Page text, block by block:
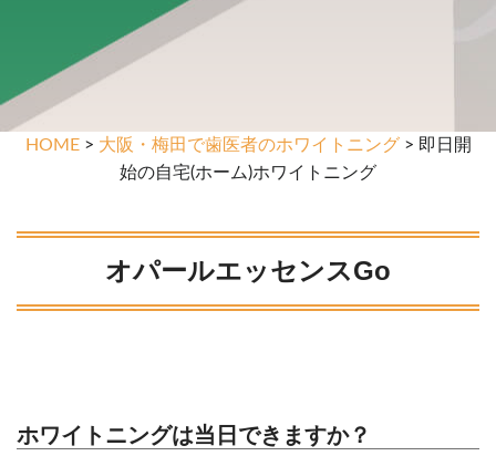
HOME> 大阪・梅田で歯医者のホワイトニング> 即日開
始の自宅(ホーム)ホワイトニング
オパールエッセンスGo
ホワイトニングは当日できますか？